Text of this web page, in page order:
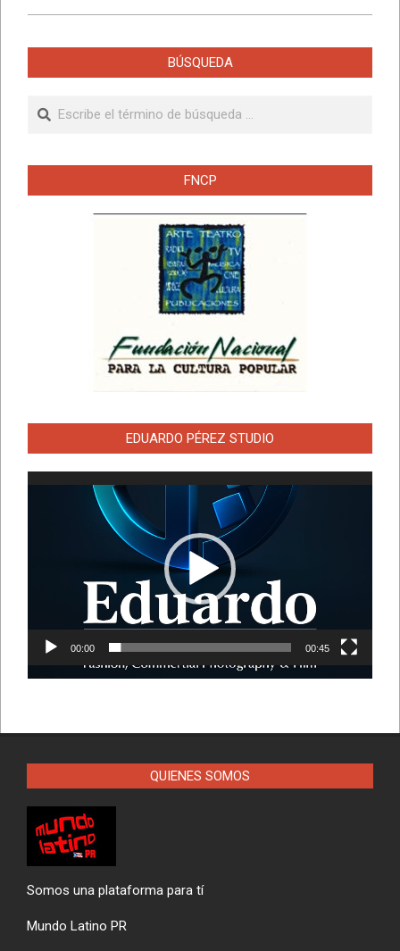
BÚSQUEDA
Buscar
FNCP
EDUARDO PÉREZ STUDIO
Reproductor
00:00 00:45
QUIENES SOMOS
Somos una plataforma para tí
Mundo Latino PR